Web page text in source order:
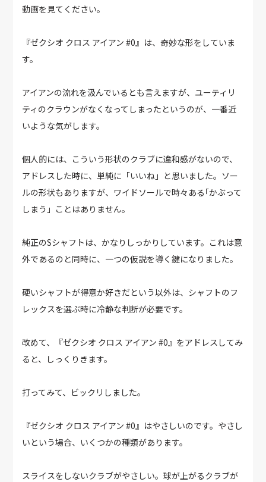
動画を見てください。
『ゼクシオ クロス アイアン #0』は、奇妙な形をしていま
す。
アイアンの流れを汲んでいるとも言えますが、ユーティリ
ティのクラウンがなくなってしまったというのが、一番近
いような気がします。
個人的には、こういう形状のクラブに違和感がないので、
アドレスした時に、単純に「いいね」と思いました。ソー
ルの形状もありますが、ワイドソールで時々ある｢かぶって
しまう」ことはありません。
純正のSシャフトは、かなりしっかりしています。これは意
外であるのと同時に、一つの仮説を導く鍵になりました。
硬いシャフトが得意か好きだという以外は、シャフトのフ
レックスを選ぶ時に冷静な判断が必要です。
改めて、『ゼクシオ クロス アイアン #0』をアドレスしてみ
ると、しっくりきます。
打ってみて、ビックリしました。
『ゼクシオ クロス アイアン #0』はやさしいのです。やさし
いという場合、いくつかの種類があります。
スライスをしないクラブがやさしい。球が上がるクラブが